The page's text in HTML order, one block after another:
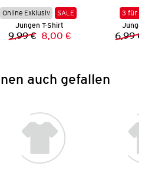
Online Exklusiv
SALE
Jungen T-Shirt
Vorheriger Preis:
9,99 € Neuer Preis:
8,00 €
3 für 2
6,99 €
auch gefallen